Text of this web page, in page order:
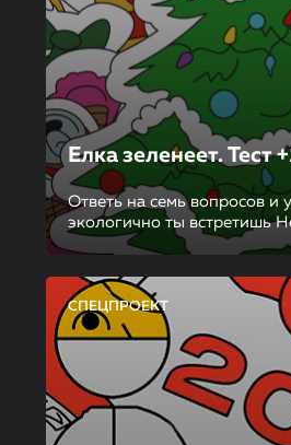
Елка зеленеет. Тест
Ответь на семь вопросов и
экологично ты встретишь
СПЕЦПРОЕКТ